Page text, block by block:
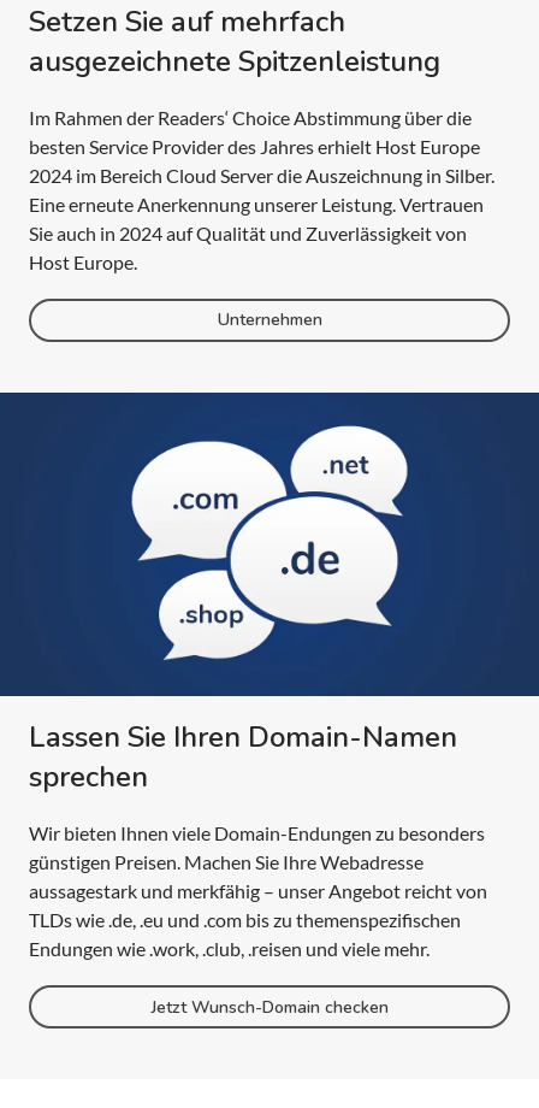
Setzen Sie auf mehrfach
ausgezeichnete Spitzenleistung
Im Rahmen der Readers‘ Choice Abstimmung über die
besten Service Provider des Jahres erhielt Host Europe
2024 im Bereich Cloud Server die Auszeichnung in Silber.
Eine erneute Anerkennung unserer Leistung. Vertrauen
Sie auch in 2024 auf Qualität und Zuverlässigkeit von
Host Europe.
Unternehmen
Lassen Sie Ihren Domain-Namen
sprechen
Wir bieten Ihnen viele Domain-Endungen zu besonders
günstigen Preisen. Machen Sie Ihre Webadresse
aussagestark und merkfähig – unser Angebot reicht von
TLDs wie .de, .eu und .com bis zu themenspezifischen
Endungen wie .work, .club, .reisen und viele mehr.
Jetzt Wunsch-Domain checken